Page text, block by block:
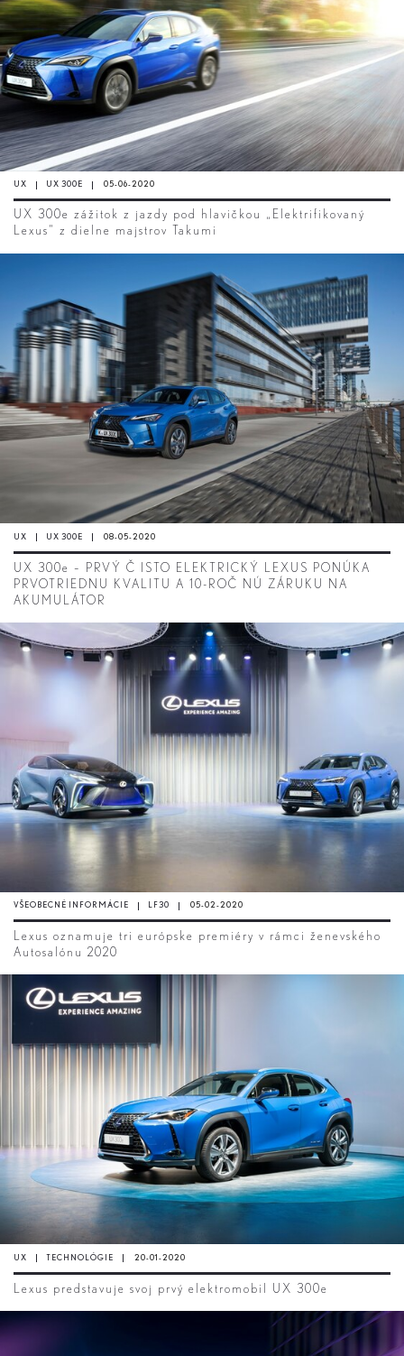
UX UX 300E 05-06-2020
UX 300e zážitok z jazdy pod hlavičkou „Elektrifikovaný
Lexus“ z dielne majstrov Takumi
UX UX 300E 08-05-2020
UX 300e – PRVÝ Č ISTO ELEKTRICKÝ LEXUS PONÚKA
PRVOTRIEDNU KVALITU A 10-ROČ NÚ ZÁRUKU NA
AKUMULÁTOR
VŠEOBECNÉ INFORMÁCIE LF30 05-02-2020
Lexus oznamuje tri európske premiéry v rámci ženevského
Autosalónu 2020
UX TECHNOLÓGIE 20-01-2020
Lexus predstavuje svoj prvý elektromobil UX 300e